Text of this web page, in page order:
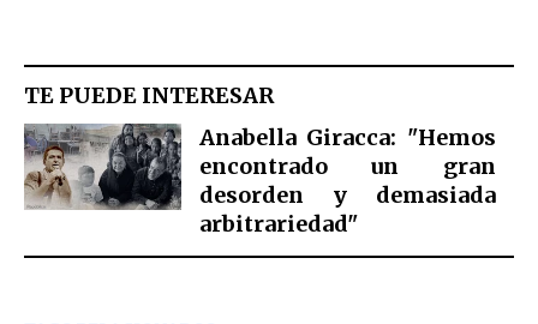
TE PUEDE INTERESAR
Anabella Giracca: "Hemos
encontrado un gran
desorden y demasiada
arbitrariedad"